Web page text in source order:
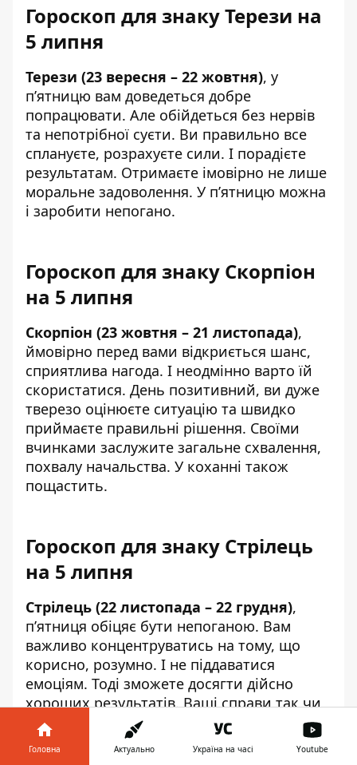
Гороскоп для знаку Терези на
5 липня
Терези (23 вересня – 22 жовтня), у
п’ятницю вам доведеться добре
попрацювати. Але обійдеться без нервів
та непотрібної суєти. Ви правильно все
сплануєте, розрахуєте сили. І порадієте
результатам. Отримаєте імовірно не лише
моральне задоволення. У п’ятницю можна
і заробити непогано.
Гороскоп для знаку Скорпіон
на 5 липня
Скорпіон (23 жовтня – 21 листопада),
ймовірно перед вами відкриється шанс,
сприятлива нагода. І неодмінно варто їй
скористатися. День позитивний, ви дуже
тверезо оцінюєте ситуацію та швидко
приймаєте правильні рішення. Своїми
вчинками заслужите загальне схвалення,
похвалу начальства. У коханні також
пощастить.
Гороскоп для знаку Стрілець
на 5 липня
Стрілець (22 листопада – 22 грудня),
п’ятниця обіцяє бути непоганою. Вам
важливо концентруватись на тому, що
корисно, розумно. І не піддаватися
емоціям. Тоді зможете досягти дійсно
хороших результатів. Ваші справи так чи
інакше будуть впиратися у фінансові
питання. Тут важливо не переборщити із
запитами. Наприклад, якщо вас запитують
Головна Актуально Україна на часі Youtube